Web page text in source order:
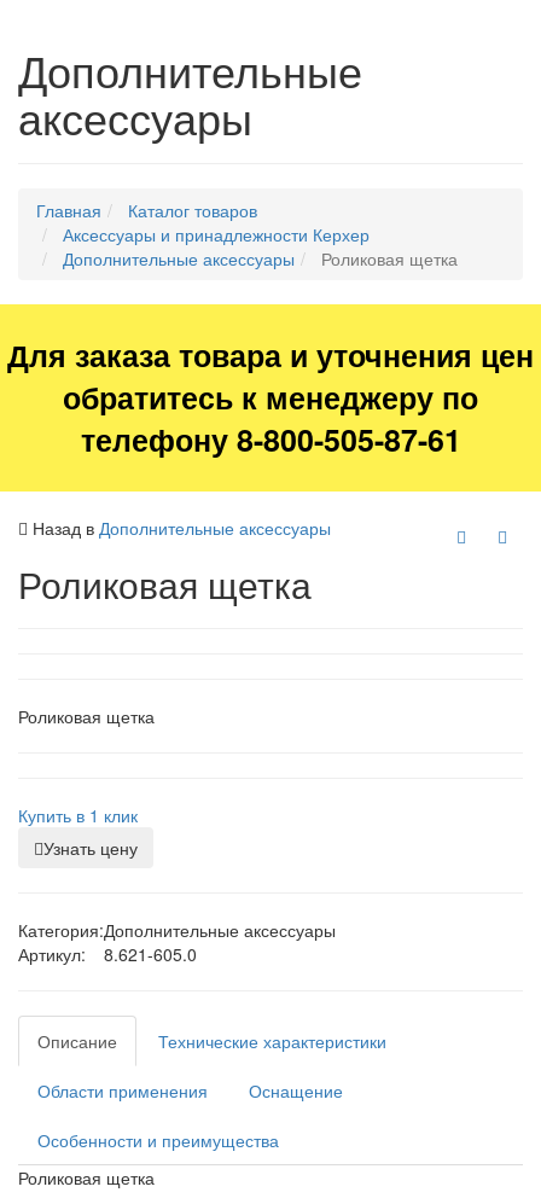
Дополнительные
аксессуары
Главная
Каталог товаров
Аксессуары и принадлежности Керхер
Дополнительные аксессуары
Роликовая щетка
Для заказа товара и уточнения цен
обратитесь к менеджеру по
телефону 8-800-505-87-61
Назад в Дополнительные аксессуары
Роликовая щетка
Роликовая щетка
Купить в 1 клик
Узнать цену
Категория:Дополнительные аксессуары
Артикул:
8.621-605.0
Описание Технические характеристики
Области применения Оснащение
Особенности и преимущества
Роликовая щетка